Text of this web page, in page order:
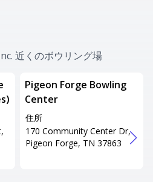
近くのボウリング場
Pigeon Forge Bowling
Center
住所
170 Community Center Dr,
Pigeon Forge, TN 37863